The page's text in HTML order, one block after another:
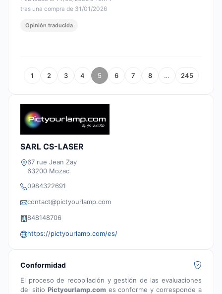
tras una compra de 31/01/2026
Opinión traducida
1 2 3 4 5 6 7 8 … 245
SARL CS-LASER
67 rue Jean Zay
63200 Mozac
0984322691
contact@pictyourlamp.com
848148706
https://pictyourlamp.com/es/
Conformidad
El proceso de recopilación y gestión de las evaluaciones
del sitio Pictyourlamp.com es conforme y corresponde a